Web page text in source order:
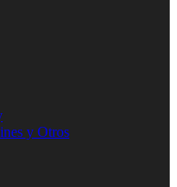
y Otros